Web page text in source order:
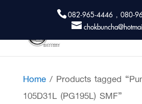
082-965-4446 , 080-
Home/ Products tagged
105D31L (PG195L) SMF”